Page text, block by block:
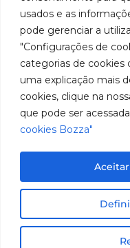
usados e as
pode gerenciar a
"Configurações de
categorias de cookies
uma explicação mais
cookies, clique na
que pode ser
cookies Bozza"
equipment
South
America.
Work
Images for
subject to change